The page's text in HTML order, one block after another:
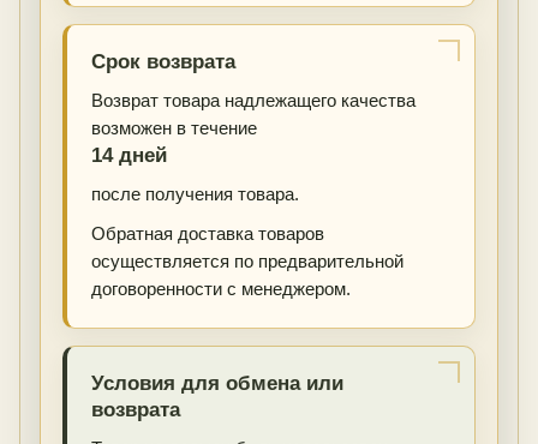
Срок возврата
Возврат товара надлежащего качества
возможен в течение
14 дней
после получения товара.
Обратная доставка товаров
осуществляется по предварительной
договоренности с менеджером.
Условия для обмена или
возврата